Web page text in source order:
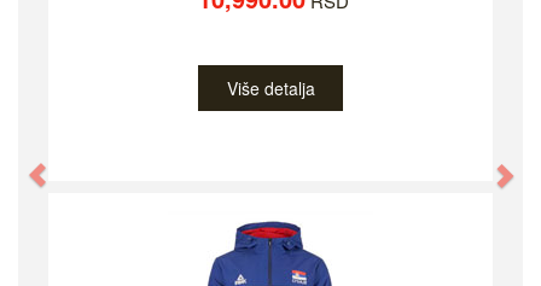
Više detalja